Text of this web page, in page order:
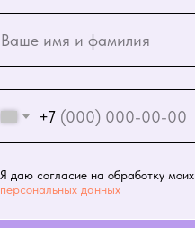
+7
Я даю согласие на обработку моих
персональных данных